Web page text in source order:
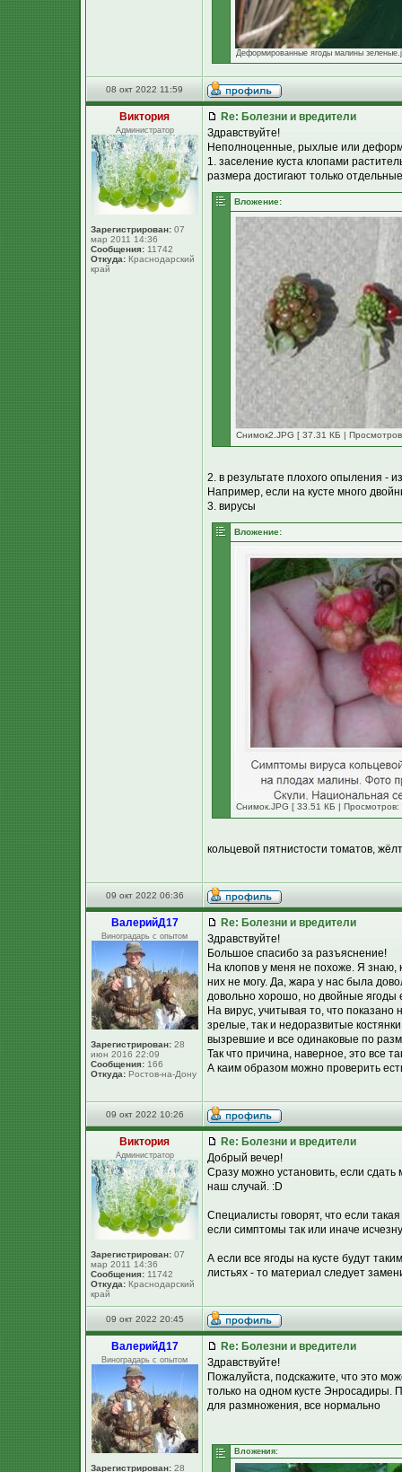
Деформированные ягоды малины
08 окт 2022 11:59
Виктория
Администратор
Зарегистрирован: 07
мар 2011 14:36
Сообщения: 11742
Откуда: Краснодарский
край
Re: Болезни и вредители
Здравствуйте!
Неполноценные, рыхлые или
1. заселение куста клопами
размера достигают только
Вложение:
Снимок2.JPG [ 37.31 КБ |
2. в результате плохого опыления -
Например, если на кусте много
3. вирусы
Вложение:
Снимок.JPG [ 33.51 КБ | Просмотров:
кольцевой пятнистости томатов,
09 окт 2022 06:36
ВалерийД17
Виноградарь с опытом
Зарегистрирован: 28
июн 2016 22:09
Сообщения: 166
Откуда: Ростов-на-Дону
Re: Болезни и вредители
Здравствуйте!
Большое спасибо за разъяснение!
На клопов у меня не похоже. Я знаю,
них не могу. Да, жара у нас была
довольно хорошо, но двойные ягоды
На вирус, учитывая то, что
зрелые, так и недоразвитые
вызревшие и все одинаковые по
Так что причина, наверное, это все
А каим образом можно проверить
09 окт 2022 10:26
Виктория
Администратор
Зарегистрирован: 07
мар 2011 14:36
Сообщения: 11742
Откуда: Краснодарский
край
Re: Болезни и вредители
Добрый вечер!
Сразу можно установить, если
наш случай. :D
Специалисты говорят, что если
если симптомы так или иначе
А если все ягоды на кусте будут
листьях - то материал следует
09 окт 2022 20:45
ВалерийД17
Виноградарь с опытом
Зарегистрирован: 28
Re: Болезни и вредители
Здравствуйте!
Пожалуйста, подскажите, что это
только на одном кусте Энросадиры.
для размножения, все нормально
Вложения: